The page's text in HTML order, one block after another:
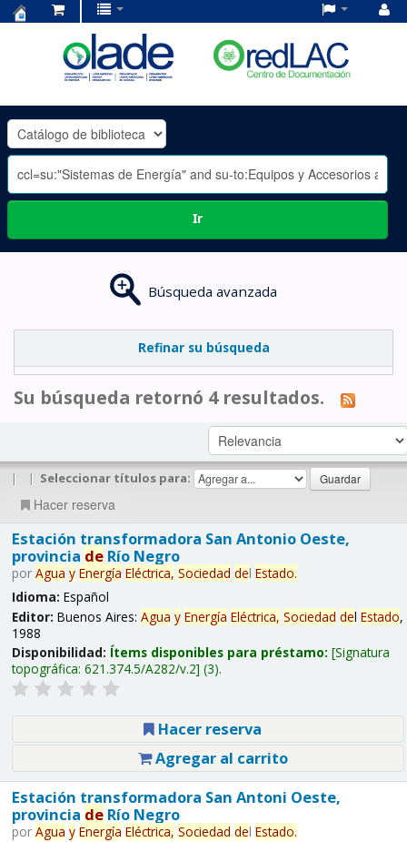
OLADE
-
Ir
Búsqueda avanzada
Refinar su búsqueda
Su búsqueda retornó 4 resultados.
| | Seleccionar títulos para:
Hacer reserva
Estación transformadora San Antonio Oeste,
provincia deRío Negro
por Agua y Energía Eléctrica, Sociedad del Estado.
Idioma: Español
Editor: Buenos Aires: Agua y Energía Eléctrica, Sociedad del Estado,
1988
Disponibilidad: Ítems disponibles para préstamo: Signatura
topográfica: 621.374.5/A282/v.2 (3).
Hacer reserva
Agregar al carrito
Estación transformadora San Antoni Oeste,
provincia deRío Negro
por Agua y Energía Eléctrica, Sociedad del Estado.